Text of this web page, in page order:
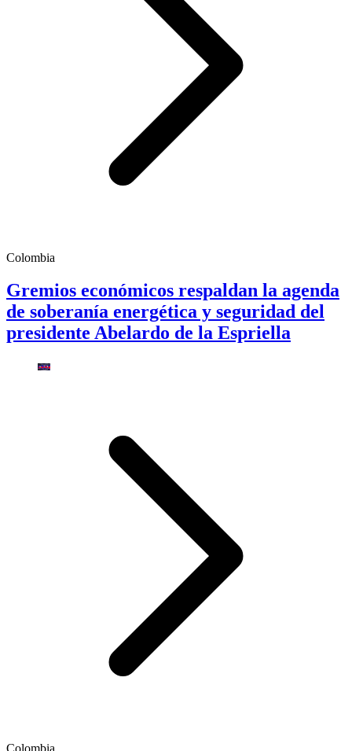
Colombia
Gremios económicos respaldan la agenda
de soberanía energética y seguridad del
presidente Abelardo de la Espriella